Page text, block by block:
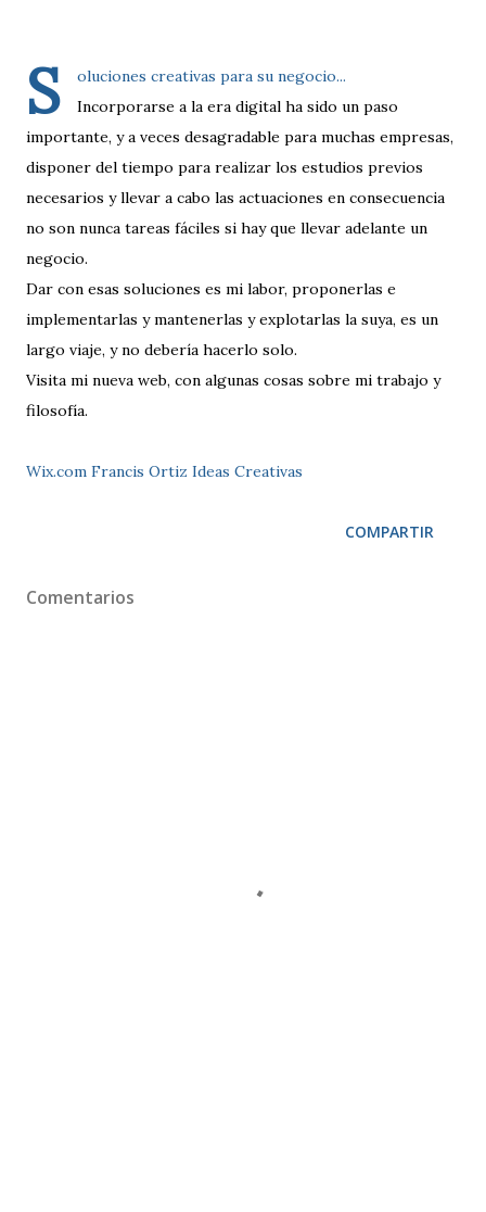
S
oluciones creativas para su negocio...
Incorporarse a la era digital ha sido un paso
importante, y a veces desagradable para muchas empresas,
disponer del tiempo para realizar los estudios previos
necesarios y llevar a cabo las actuaciones en consecuencia
no son nunca tareas fáciles si hay que llevar adelante un
negocio.
Dar con esas soluciones es mi labor, proponerlas e
implementarlas y mantenerlas y explotarlas la suya, es un
largo viaje, y no debería hacerlo solo.
Visita mi nueva web, con algunas cosas sobre mi trabajo y
filosofía.
Wix.com Francis Ortiz Ideas Creativas
COMPARTIR
Comentarios